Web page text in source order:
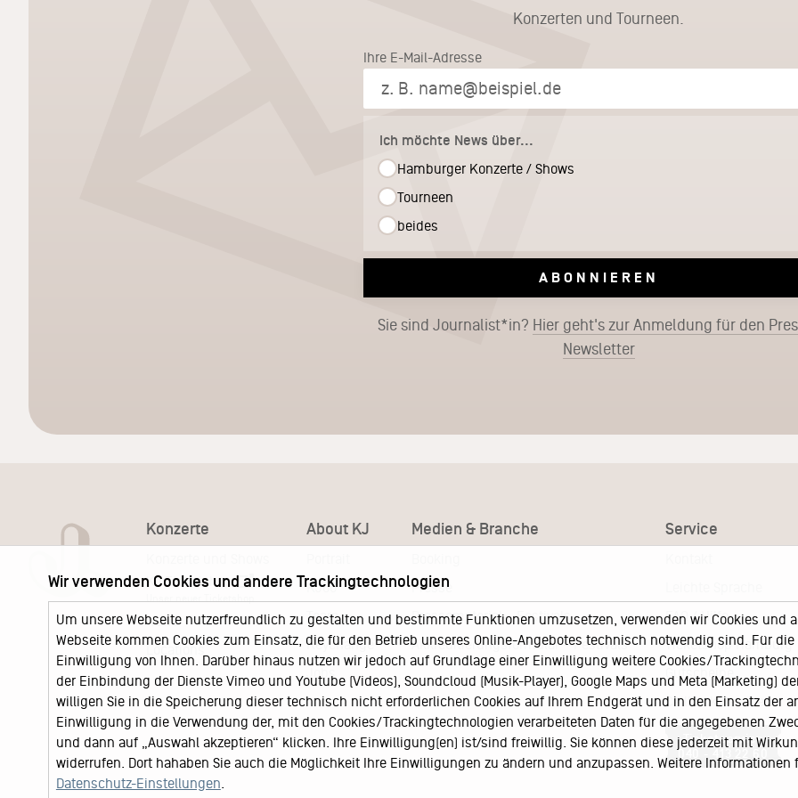
Konzerten und Tourneen.
Ihre E-Mail-Adresse
Ich möchte News über...
Hamburger Konzerte / Shows
Tourneen
beides
ABONNIEREN
Sie sind Journalist*in? Hier geht's zur Anmeldung für den
Newsletter
Konzerte
KJ Ticketshop
Unser neuer Ticketshop
News
Locations
About KJ
KJ60
Team
Keychange
Jobs
Medien & Branche
Presse
Pressematerial – Festivals
Akkreditierungsformular – Festivals
Service
FAQ / Hilfe
Ticketshop Hamburg
Gutscheine
Callback-Service
Ticketservice
040 - 413 22 60
Wir verwenden Cookies und andere Trackingtechnologien
Um unsere Webseite nutzerfreundlich zu gestalten und bestimmte Funktionen umzusetzen, verwenden wir Cookies und
Webseite kommen Cookies zum Einsatz, die für den Betrieb unseres Online-Angebotes technisch notwendig sind. Für
Einwilligung von Ihnen. Darüber hinaus nutzen wir jedoch auf Grundlage einer Einwilligung weitere Cookies/
der Einbindung der Dienste Vimeo und Youtube (Videos), Soundcloud (Musik-Player), Google Maps und Meta (Marketing)
willigen Sie in die Speicherung dieser technisch nicht erforderlichen Cookies auf Ihrem Endgerät und in den Einsatz der
Einwilligung in die Verwendung der, mit den Cookies/Trackingtechnologien verarbeiteten Daten für die angegebenen
und dann auf „Auswahl akzeptieren“ klicken. Ihre Einwilligung(en) ist/sind freiwillig. Sie können diese jederzeit mit
widerrufen. Dort hahaben Sie auch die Möglichkeit Ihre Einwilligungen zu ändern und anzupassen. Weitere
Datenschutz-Einstellungen